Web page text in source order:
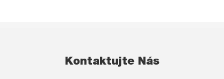
Kontaktujte Nás